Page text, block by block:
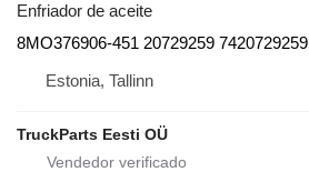
Enfriador de aceite
8MO376906-451 20729259 7420729259
Estonia, Tallinn
TruckParts Eesti OÜ